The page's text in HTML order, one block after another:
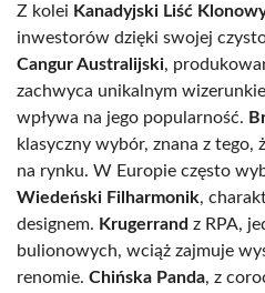
Z kolei Kanadyjski Liść
inwestorów dzięki swojej
Cangur Australijski,
zachwyca unikalnym
wpływa na jego popularność.
klasyczny wybór, znana z tego,
na rynku. W Europie często
Wiedeński Filharmonik,
designem. Krugerrand z RPA,
bulionowych, wciąż zajmuje
renomie. Chińska Panda, z